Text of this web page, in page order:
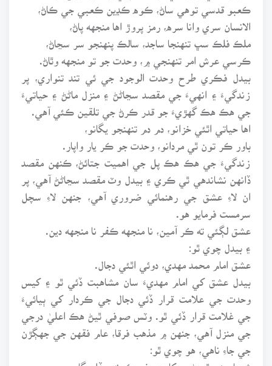
ڪعبو قدسي توهي ساڻ، ڪوه ڪڍين ڪعبي جي ڪاڻ،
الانسان سري وانا سره، رمز پروڙ اها منجهه پاڻ،
ملڪ فلڪ سڀ تنهنجا ساجد، سالڪ پنهنجو سر سڃاڻ،
ڪرسي عرش امر تنهنجي ۾، وحدت جو تو منجهه وٿاڻ.
بيدل فڪري طرح وحدت الوجود جي ئي تند تنواري، پر
زندگيءَ ۽ انهيءَ جي مقصد سڃاڻڻ ۽ منزل ماڻڻ ۽ حياتيءَ
جي هڪ هڪ گهڙيءَ جو قدر ڪرڻ جي تلقين ڪئي آهي.
اها حياتي اٿئي خزانو، دم دم تنهنجو يگانو،
باور ڪر تون ٿي مردانو، وحدت جو ڪر يار واپار.
زندگيءَ جي هڪ هڪ پل جي اهميت جتائڻ، ڪنهن مقصد
ڏانهن نشاندهي ٿي ڪري ۽ بيدل وٽ مقصد سڃاڻڻ آهي، پر
ان لاءِ عشق جي رهنمائي ضروري آهي، جنهن لاءِ سچل
سرمست فرمايو هو.
عشق لڳئي ته ڪر آمين، نا منجهه ڪفر نا منجهه دين.
۽ بيدل چوي ٿو:
عشق امام محمد مهدي، دوئي اٿئي دجال.
بيدل عشق کي امام مهديءَ سان مشاهبت ڏئي ٿو ۽ کيس
وحدت جي علامت قرار ڏئي دجال جي ڪردار کي ٻيائيءَ
جي غلامت قرار ڏئي ٿو. وٽس صوفي ٿيڻ هڪ اعليٰ درجي
جي منزل آهي، جنهن ۾ مذهب فرقا، عام فقهن جي جهڳڙن
جي جاءِ ناهي، هو چوي ٿو:
شيعا سني ٿيوڻ سوکا، صوفي ڪونه سڏاويگا.